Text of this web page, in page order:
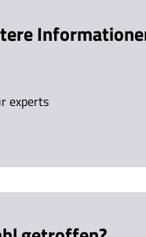
experts